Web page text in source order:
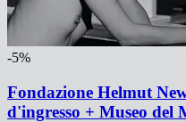
-5%
Fondazione Helmut
d'ingresso + Museo del